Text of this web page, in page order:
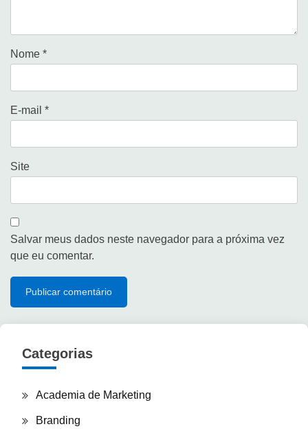
Nome *
E-mail *
Site
Salvar meus dados neste navegador para a próxima vez
que eu comentar.
Categorias
Academia de Marketing
Branding